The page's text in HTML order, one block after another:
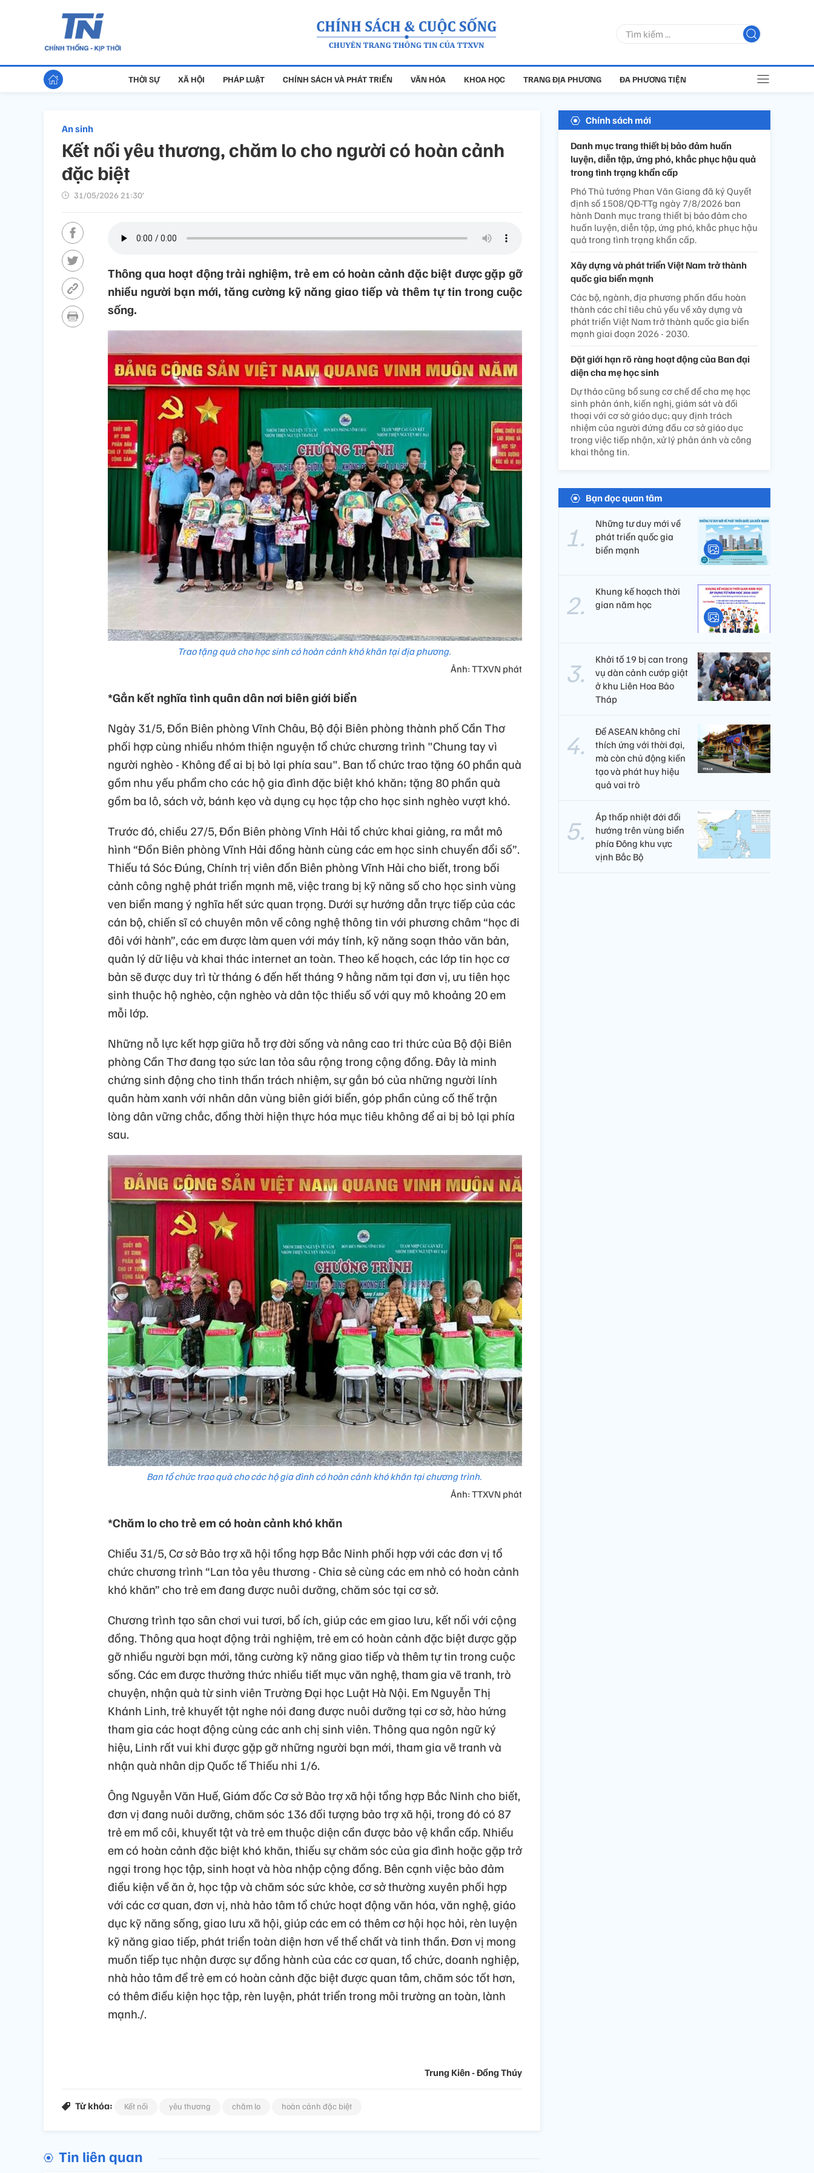
THỜI SỰ XÃ HỘI PHÁP LUẬT CHÍNH SÁCH VÀ PHÁT TRIỂN VĂN HÓA KHOA HỌC TRANG ĐỊA PHƯƠNG ĐA PHƯƠNG TIỆN
An sinh
Kết nối yêu thương, chăm lo cho người có hoàn cảnh
đặc biệt
31/05/2026 21:30’
Thông qua hoạt động trải nghiệm, trẻ em có hoàn cảnh đặc biệt được gặp gỡ
nhiều người bạn mới, tăng cường kỹ năng giao tiếp và thêm tự tin trong cuộc
sống.
Trao tặng quà cho học sinh có hoàn cảnh khó khăn tại địa phương.
Ảnh: TTXVN phát
*Gắn kết nghĩa tình quân dân nơi biên giới biển
Ngày 31/5, Đồn Biên phòng Vĩnh Châu, Bộ đội Biên phòng thành phố Cần Thơ
phối hợp cùng nhiều nhóm thiện nguyện tổ chức chương trình "Chung tay vì
người nghèo - Không để ai bị bỏ lại phía sau". Ban tổ chức trao tặng 60 phần quà
gồm nhu yếu phẩm cho các hộ gia đình đặc biệt khó khăn; tặng 80 phần quà
gồm ba lô, sách vở, bánh kẹo và dụng cụ học tập cho học sinh nghèo vượt khó.
Trước đó, chiều 27/5, Đồn Biên phòng Vĩnh Hải tổ chức khai giảng, ra mắt mô
hình “Đồn Biên phòng Vĩnh Hải đồng hành cùng các em học sinh chuyển đổi số”.
Thiếu tá Sóc Đúng, Chính trị viên đồn Biên phòng Vĩnh Hải cho biết, trong bối
cảnh công nghệ phát triển mạnh mẽ, việc trang bị kỹ năng số cho học sinh vùng
ven biển mang ý nghĩa hết sức quan trọng. Dưới sự hướng dẫn trực tiếp của các
cán bộ, chiến sĩ có chuyên môn về công nghệ thông tin với phương châm “học đi
đôi với hành”, các em được làm quen với máy tính, kỹ năng soạn thảo văn bản,
quản lý dữ liệu và khai thác internet an toàn. Theo kế hoạch, các lớp tin học cơ
bản sẽ được duy trì từ tháng 6 đến hết tháng 9 hằng năm tại đơn vị, ưu tiên học
sinh thuộc hộ nghèo, cận nghèo và dân tộc thiểu số với quy mô khoảng 20 em
mỗi lớp.
Những nỗ lực kết hợp giữa hỗ trợ đời sống và nâng cao tri thức của Bộ đội Biên
phòng Cần Thơ đang tạo sức lan tỏa sâu rộng trong cộng đồng. Đây là minh
chứng sinh động cho tinh thần trách nhiệm, sự gắn bó của những người lính
quân hàm xanh với nhân dân vùng biên giới biển, góp phần củng cố thế trận
lòng dân vững chắc, đồng thời hiện thực hóa mục tiêu không để ai bị bỏ lại phía
sau.
Ban tổ chức trao quà cho các hộ gia đình có hoàn cảnh khó khăn tại chương trình.
Ảnh: TTXVN phát
*Chăm lo cho trẻ em có hoàn cảnh khó khăn
Chiều 31/5, Cơ sở Bảo trợ xã hội tổng hợp Bắc Ninh phối hợp với các đơn vị tổ
chức chương trình “Lan tỏa yêu thương - Chia sẻ cùng các em nhỏ có hoàn cảnh
khó khăn” cho trẻ em đang được nuôi dưỡng, chăm sóc tại cơ sở.
Chương trình tạo sân chơi vui tươi, bổ ích, giúp các em giao lưu, kết nối với cộng
đồng. Thông qua hoạt động trải nghiệm, trẻ em có hoàn cảnh đặc biệt được gặp
gỡ nhiều người bạn mới, tăng cường kỹ năng giao tiếp và thêm tự tin trong cuộc
sống. Các em được thưởng thức nhiều tiết mục văn nghệ, tham gia vẽ tranh, trò
chuyện, nhận quà từ sinh viên Trường Đại học Luật Hà Nội. Em Nguyễn Thị
Khánh Linh, trẻ khuyết tật nghe nói đang được nuôi dưỡng tại cơ sở, hào hứng
tham gia các hoạt động cùng các anh chị sinh viên. Thông qua ngôn ngữ ký
hiệu, Linh rất vui khi được gặp gỡ những người bạn mới, tham gia vẽ tranh và
nhận quà nhân dịp Quốc tế Thiếu nhi 1/6.
Ông Nguyễn Văn Huế, Giám đốc Cơ sở Bảo trợ xã hội tổng hợp Bắc Ninh cho biết,
đơn vị đang nuôi dưỡng, chăm sóc 136 đối tượng bảo trợ xã hội, trong đó có 87
trẻ em mồ côi, khuyết tật và trẻ em thuộc diện cần được bảo vệ khẩn cấp. Nhiều
em có hoàn cảnh đặc biệt khó khăn, thiếu sự chăm sóc của gia đình hoặc gặp trở
ngại trong học tập, sinh hoạt và hòa nhập cộng đồng. Bên cạnh việc bảo đảm
điều kiện về ăn ở, học tập và chăm sóc sức khỏe, cơ sở thường xuyên phối hợp
với các cơ quan, đơn vị, nhà hảo tâm tổ chức hoạt động văn hóa, văn nghệ, giáo
dục kỹ năng sống, giao lưu xã hội, giúp các em có thêm cơ hội học hỏi, rèn luyện
kỹ năng giao tiếp, phát triển toàn diện hơn về thể chất và tinh thần. Đơn vị mong
muốn tiếp tục nhận được sự đồng hành của các cơ quan, tổ chức, doanh nghiệp,
nhà hảo tâm để trẻ em có hoàn cảnh đặc biệt được quan tâm, chăm sóc tốt hơn,
có thêm điều kiện học tập, rèn luyện, phát triển trong môi trường an toàn, lành
mạnh./.
Trung Kiên - Đồng Thúy
Từ khóa: Kết nối yêu thương chăm lo hoàn cảnh đặc biệt
Tin liên quan
Chính sách mới
Danh mục trang thiết bị bảo đảm huấn
luyện, diễn tập, ứng phó, khắc phục hậu quả
trong tình trạng khẩn cấp
Phó Thủ tướng Phan Văn Giang đã ký Quyết
định số 1508/QĐ-TTg ngày 7/8/2026 ban
hành Danh mục trang thiết bị bảo đảm cho
huấn luyện, diễn tập, ứng phó, khắc phục hậu
quả trong tình trạng khẩn cấp.
Xây dựng và phát triển Việt Nam trở thành
quốc gia biển mạnh
Các bộ, ngành, địa phương phấn đấu hoàn
thành các chỉ tiêu chủ yếu về xây dựng và
phát triển Việt Nam trở thành quốc gia biển
mạnh giai đoạn 2026 - 2030.
Đặt giới hạn rõ ràng hoạt động của Ban đại
diện cha mẹ học sinh
Dự thảo cũng bổ sung cơ chế để cha mẹ học
sinh phản ánh, kiến nghị, giám sát và đối
thoại với cơ sở giáo dục; quy định trách
nhiệm của người đứng đầu cơ sở giáo dục
trong việc tiếp nhận, xử lý phản ánh và công
khai thông tin.
Bạn đọc quan tâm
Những tư duy mới về
phát triển quốc gia
biển mạnh
Khung kế hoạch thời
gian năm học
Khởi tố 19 bị can trong
vụ dàn cảnh cướp giật
ở khu Liên Hoa Bảo
Tháp
Để ASEAN không chỉ
thích ứng với thời đại,
mà còn chủ động kiến
tạo và phát huy hiệu
quả vai trò
Áp thấp nhiệt đới đổi
hướng trên vùng biển
phía Đông khu vực
vịnh Bắc Bộ